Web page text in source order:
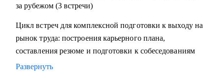
за рубежом (3 встречи)
Цикл встреч для комплексной подготовки к выходу на
рынок труда: построения карьерного плана,
составления резюме и подготовки к собеседованиям
Развернуть